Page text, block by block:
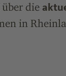
die
in